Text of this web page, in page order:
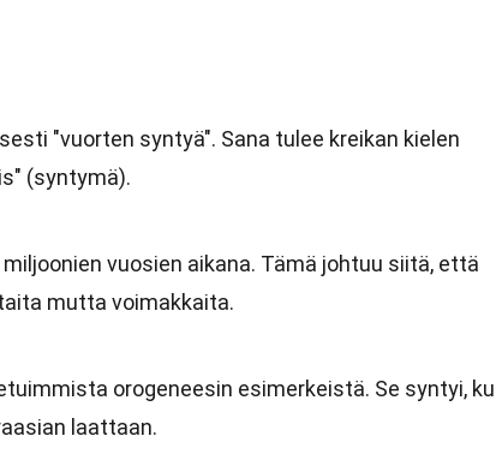
"vuorten syntyä". Sana tulee kreikan kielen
(syntymä).
vuosien aikana. Tämä johtuu siitä, että
mutta voimakkaita.
orogeneesin esimerkeistä. Se syntyi,
laattaan.